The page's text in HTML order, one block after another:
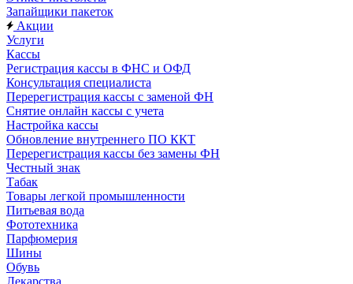
Запайщики пакеток
Акции
Услуги
Кассы
Регистрация кассы в ФНС и ОФД
Консультация специалиста
Перерегистрация кассы с заменой ФН
Снятие онлайн кассы с учета
Настройка кассы
Обновление внутреннего ПО ККТ
Перерегистрация кассы без замены ФН
Честный знак
Табак
Товары легкой промышленности
Питьевая вода
Фототехника
Парфюмерия
Шины
Обувь
Лекарства